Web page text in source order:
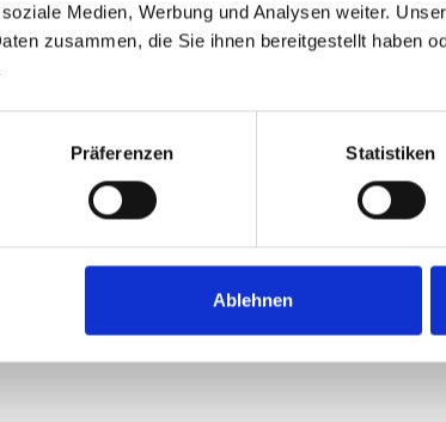
Medien, Werbung und Analysen weiter.
zusammen, die Sie ihnen bereitgestellt haben
Präferenzen Statistiken
Ablehnen